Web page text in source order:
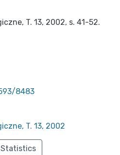
T. 13, 2002, s. 41-52.
8483
T. 13, 2002
Statistics